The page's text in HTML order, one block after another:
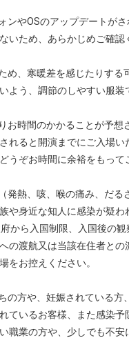
ンやOSのアップデートが
いため、あらかじめご確認
め、寒暖差を感じたりする
よう、調節のしやすい服装
お時間のかかることが予想
れると開演までにご入場い
うぞお時間に余裕をもって
発熱、咳、喉の痛み、だる
や身近な知人に感染が疑わ
から入国制限、入国後の
の渡航又は当該在住者との
をお控えください。
の方や、妊娠されている方
ているお客様、また感染予
職業の方や、少しでも不